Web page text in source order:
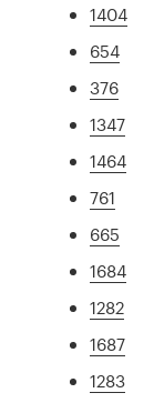
1404
654
376
1347
1464
761
665
1684
1282
1687
1283